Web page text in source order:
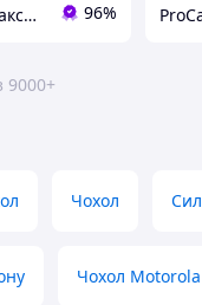
Чохли та аксесуари | Mob4 96%
9000+
Чохол
Чохол